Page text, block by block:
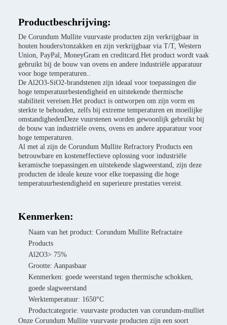
Productbeschrijving:
De Corundum Mullite vuurvaste producten zijn verkrijgbaar in
houten houders/tonzakken en zijn verkrijgbaar via T/T, Western
Union, PayPal, MoneyGram en creditcard.Het product wordt vaak
gebruikt bij de bouw van ovens en andere industriële apparatuur
voor hoge temperaturen..
De Al2O3-SiO2-brandstenen zijn ideaal voor toepassingen die
hoge temperatuurbestendigheid en uitstekende thermische
stabiliteit vereisen.Het product is ontworpen om zijn vorm en
sterkte te behouden, zelfs bij extreme temperaturen en moeilijke
omstandighedenDeze vuurstenen worden gewoonlijk gebruikt bij
de bouw van industriële ovens, ovens en andere apparatuur voor
hoge temperaturen.
Al met al zijn de Corundum Mullite Refractory Products een
betrouwbare en kosteneffectieve oplossing voor industriële
keramische toepassingen.en uitstekende slagweerstand, zijn deze
producten de ideale keuze voor elke toepassing die hoge
temperatuurbestendigheid en superieure prestaties vereist.
Kenmerken:
Naam van het product: Corundum Mullite Refractaire
Products
Al2O3> 75%
Grootte: Aanpasbaar
Kenmerken: goede weerstand tegen thermische schokken,
goede slagweerstand
Werktemperatuur: 1650°C
Productcategorie: vuurvaste producten van corundum-mulliet
Onze Corundum Mullite vuurvaste producten zijn een soort